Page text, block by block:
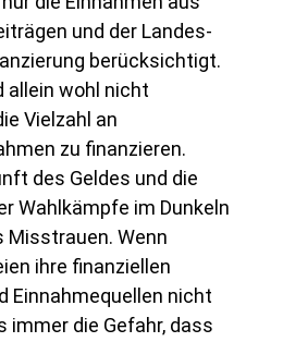
und der Landes-
berücksichtigt.
allein wohl nicht
Vielzahl an
zu finanzieren.
des Geldes und die
Wahlkämpfe im Dunkeln
Misstrauen. Wenn
ihre finanziellen
Einnahmequellen nicht
immer die Gefahr, dass